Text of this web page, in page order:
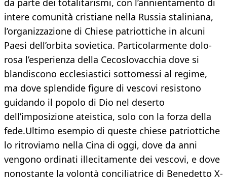
da parte dei totalitarismi, con l’annienta­mento di
intere comunità cristiane nella Russia staliniana,
l’organizzazione di Chiese patriottiche in alcuni
Paesi del­l’orbita sovietica. Particolarmente dolo­
rosa l’esperienza della Cecoslovacchia dove si
blandiscono ecclesiastici sotto­messi al regime,
ma dove splendide figu­re di vescovi resistono
guidando il popo­lo di Dio nel deserto
dell’imposizione a­teistica, solo con la forza della
fede.Ultimo esempio di queste chiese pa­triottiche
lo ritroviamo nella Cina di og­gi, dove da anni
vengono ordinati illeci­tamente dei vescovi, e dove
nonostante la volontà conciliatrice di Benedetto X­